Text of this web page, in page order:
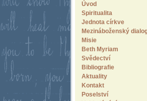
Úvod
Spiritualita
Jednota církve
Mezináboženský
Misie
Beth Myriam
Svědectví
Bibliografie
Aktuality
Kontakt
Poselství